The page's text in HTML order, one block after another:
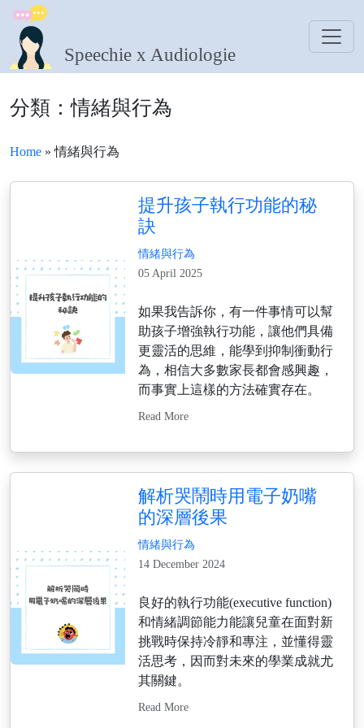
Speechie x Audiologie
分類：情緒與行為
Home » 情緒與行為
提升孩子執行功能的秘
訣
情緒與行為
05 April 2025
如果我告訴你，有一件事情可以幫
助孩子增強執行功能，讓他們具備
更靈活的思維，能學到抑制衝動行
為，相信大多數家長都會感興趣，
而事實上這樣的方法確實存在。
Read More
解析哭鬧時用電子奶嘴
的深層後果
情緒與行為
14 December 2024
良好的執行功能(executive function)
和情緒調節能力能讓兒童在面對新
挑戰時保持冷靜和專注，並懂得靈
活思考，因而對未來的學業成就尤
其關鍵。
Read More